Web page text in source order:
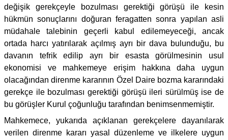
değişik gerekçeyle bozulması gerektiği görüşü ile kesin
hükmün sonuçlarını doğuran feragatten sonra yapılan asli
müdahale talebinin geçerli kabul edilemeyeceği, ancak
ortada harcı yatırılarak açılmış ayrı bir dava bulunduğu, bu
davanın tefrik edilip ayrı bir esasta görülmesinin usul
ekonomisi ve mahkemeye erişim hakkına daha uygun
olacağından direnme kararının Özel Daire bozma kararındaki
gerekçe ile bozulması gerektiği görüşü ileri sürülmüş ise de
bu görüşler Kurul çoğunluğu tarafından benimsenmemiştir.
Mahkemece, yukarıda açıklanan gerekçelere dayanılarak
verilen direnme kararı yasal düzenleme ve ilkelere uygun